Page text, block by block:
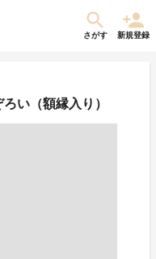
さがす 新規登録
い（額縁入り）